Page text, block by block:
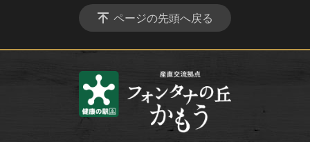
ページの先頭へ戻る